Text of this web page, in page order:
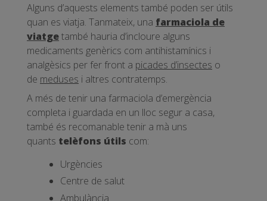
Alguns d’aquests elements també poden ser útils
quan es viatja. Tanmateix, una farmaciola de
viatgetambé hauria d’incloure alguns
medicaments genèrics com antihistamínics i
analgèsics per fer front a picades d’insectes o
de meduses i altres contratemps.
A més de tenir una farmaciola d’emergència
completa i guardada en un lloc segur a casa,
també és recomanable tenir a mà uns
quants telèfons útils com:
Urgències
Centre de salut
Ambulància